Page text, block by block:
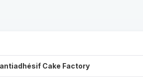
Cake Factory